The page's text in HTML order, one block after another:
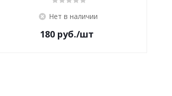
Нет в наличии
180руб./шт